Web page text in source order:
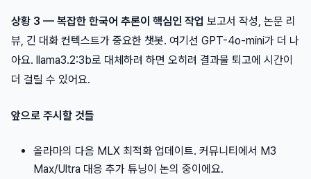
상황 3 — 복잡한 한국어 추론이 핵심인 작업 보고서 작성, 논문 리
뷰, 긴 대화 컨텍스트가 중요한 챗봇. 여기선 GPT-4o-mini가 더 나
아요. llama3.2:3b로 대체하려 하면 오히려 결과물 퇴고에 시간이
더 걸릴 수 있어요.
앞으로 주시할 것들
올라마의 다음 MLX 최적화 업데이트. 커뮤니티에서 M3
Max/Ultra 대응 추가 튜닝이 논의 중이에요.